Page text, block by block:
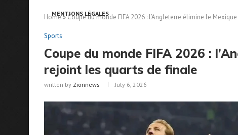
MENTIONS LÉGALES
Home»Coupe du monde FIFA 2026 : l’Angleterre élimine le
Sports
Coupe du monde FIFA 2026 :
rejoint les quarts de finale
written by Zionnews July 6, 2026